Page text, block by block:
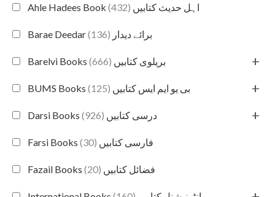
Ahle Hadees Book اہل حدیث کتابیں (432)
Barae Deedar برائے دیدار (136)
Barelvi Books بریلوی کتابیں (666) +
BUMS Books بی یو ایم ایس کتابیں (125) +
Darsi Books درسی کتابیں (926) +
Farsi Books فارسی کتابیں (30)
Fazail Books فضائل کتابیں (20)